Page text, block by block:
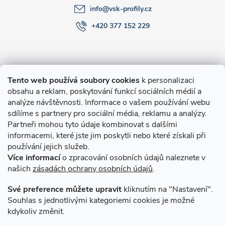
Tento web používá soubory cookies k personalizaci
obsahu a reklam, poskytování funkcí sociálních médií a
analýze návštěvnosti. Informace o vašem používání webu
sdílíme s partnery pro sociální média, reklamu a analýzy.
Partneři mohou tyto údaje kombinovat s dalšími
informacemi, které jste jim poskytli nebo které získali při
používání jejich služeb.
Více informacío zpracování osobních údajů naleznete v
našich zásadách ochrany osobních údajů.
Své preference můžete upravit kliknutím na "Nastavení".
Souhlas s jednotlivými kategoriemi cookies je možné
kdykoliv změnit.
O nákupu
Novinky v programu Alusic
Archiv
info@vsk-profily.cz
+420 377 152 229
Způsoby dopravy